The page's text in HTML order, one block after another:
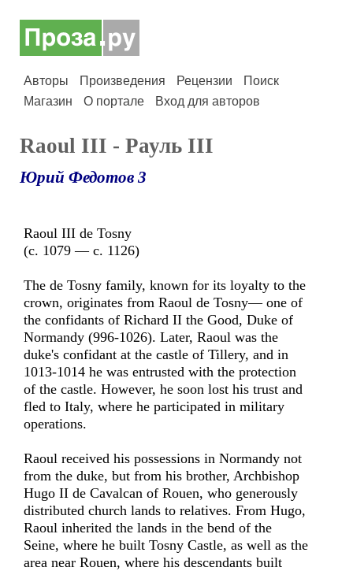
Авторы Произведения Рецензии
Поиск
Магазин
О портале Вход для авторов
Raoul III - Рауль III
Юрий Федотов 3
Raoul III de Tosny
(c. 1079 — c. 1126)
The de Tosny family, known for its loyalty to the
crown, originates from Raoul de Tosny— one of
the confidants of Richard II the Good, Duke of
Normandy (996-1026). Later, Raoul was the
duke's confidant at the castle of Tillery, and in
1013-1014 he was entrusted with the protection
of the castle. However, he soon lost his trust and
fled to Italy, where he participated in military
operations.
Raoul received his possessions in Normandy not
from the duke, but from his brother, Archbishop
Hugo II de Cavalcan of Rouen, who generously
distributed church lands to relatives. From Hugo,
Raoul inherited the lands in the bend of the
Seine, where he built Tosny Castle, as well as the
area near Rouen, where his descendants built